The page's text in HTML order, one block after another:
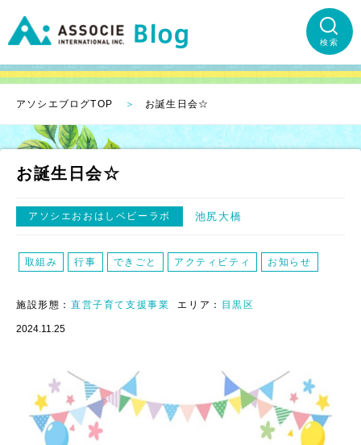
検索
アソシエブログTOP お誕生日会☆
お誕生日会☆
アソシエおおはしベビーラボ 池尻大橋
取組み 行事 できごと アクティビティ お知らせ
施設形態： 直営子育て支援事業 エリア： 目黒区
2024.11.25